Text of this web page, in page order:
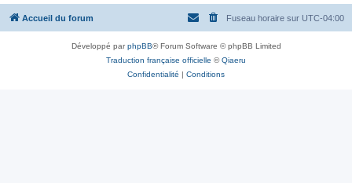
Accueil du forum Fuseau horaire sur UTC-04:00
Développé parphpBB® Forum Software © phpBB Limited
Traduction française officielle ©Qiaeru
Confidentialité | Conditions